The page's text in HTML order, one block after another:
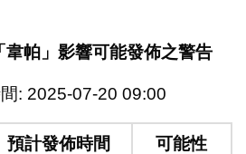
韋帕」影響可能發佈之警告
: 2025-07-20 09:00
預計發佈時間 可能性